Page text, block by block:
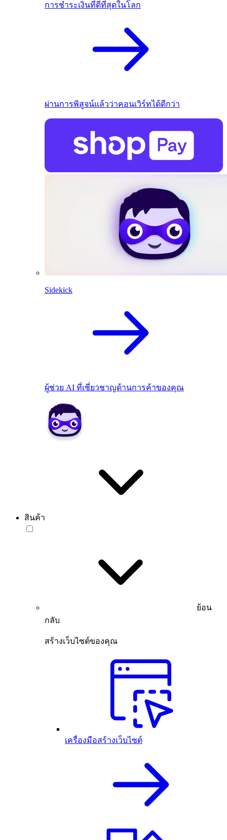
การชำระเงินที่ดีที่สุดในโลก
ผ่านการพิสูจน์แล้วว่าคอนเวิร์ทได้ดีกว่า
Sidekick
ผู้ช่วย AI ที่เชี่ยวชาญด้านการค้าของคุณ
สินค้า
ย้อน
กลับ
สร้างเว็บไซต์ของคุณ
เครื่องมือสร้างเว็บไซต์